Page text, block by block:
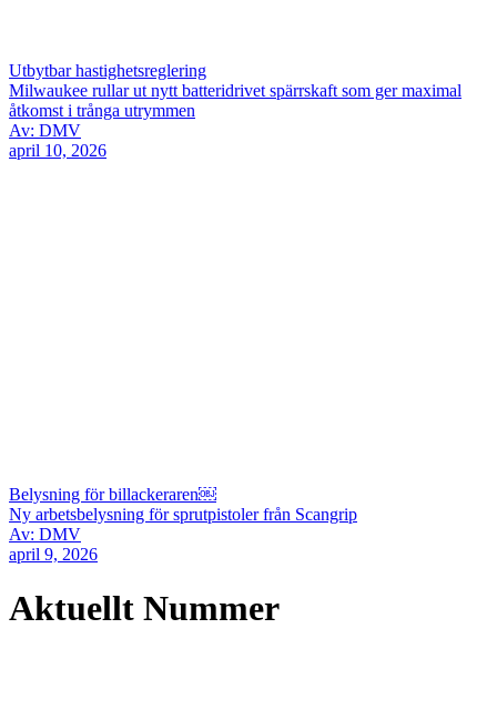
Utbytbar hastighetsreglering
Milwaukee rullar ut nytt batteridrivet spärrskaft som ger maximal
åtkomst i trånga utrymmen
Av: DMV
april 10, 2026
Belysning för billackeraren￼
Ny arbetsbelysning för sprutpistoler från Scangrip
Av: DMV
april 9, 2026
Aktuellt Nummer